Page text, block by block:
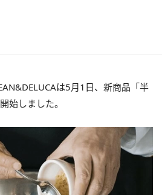
は5月1日、新商品「半
始しました。